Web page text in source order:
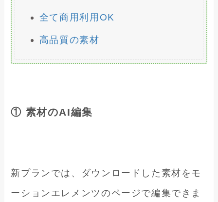
全て商用利用OK
高品質の素材
① 素材のAI編集
新プランでは、ダウンロードした素材をモ
ーションエレメンツのページで編集できま